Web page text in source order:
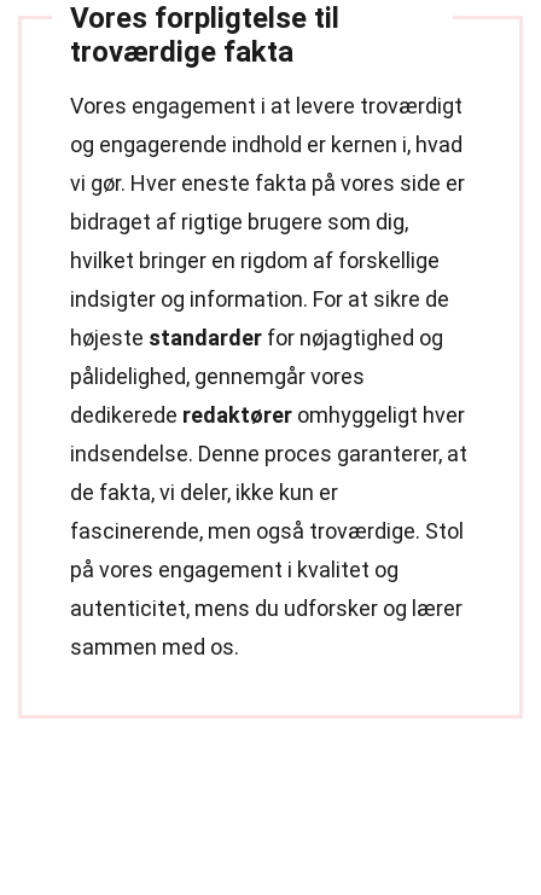
Vores forpligtelse til
troværdige fakta
Vores engagement i at levere troværdigt
og engagerende indhold er kernen i, hvad
vi gør. Hver eneste fakta på vores side er
bidraget af rigtige brugere som dig,
hvilket bringer en rigdom af forskellige
indsigter og information. For at sikre de
højeste standarder for nøjagtighed og
pålidelighed, gennemgår vores
dedikerede redaktører omhyggeligt hver
indsendelse. Denne proces garanterer, at
de fakta, vi deler, ikke kun er
fascinerende, men også troværdige. Stol
på vores engagement i kvalitet og
autenticitet, mens du udforsker og lærer
sammen med os.